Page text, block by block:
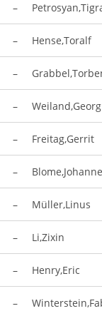
–
– Hense,Toralf
–
– Weiland,Georg
– Freitag,Gerrit
–
– Müller,Linus
– Li,Zixin
– Henry,Eric
–